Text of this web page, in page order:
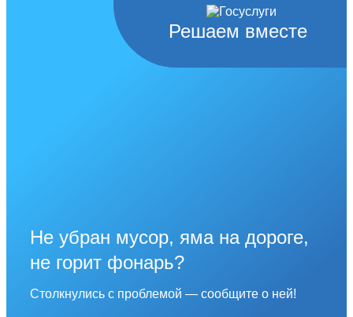
Решаем вместе
Не убран мусор, яма на дороге,
не горит фонарь?
Столкнулись с проблемой — сообщите о ней!